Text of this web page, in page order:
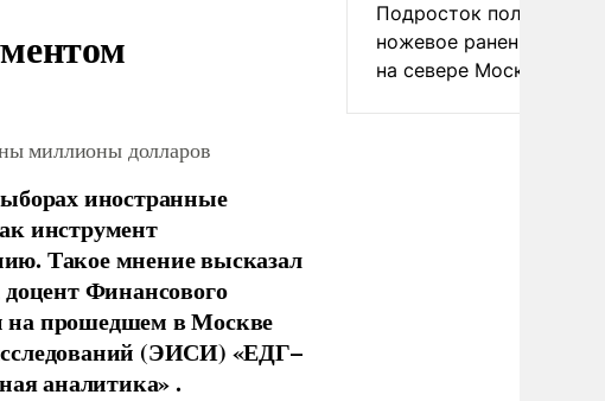
миллионы долларов
иностранные
инструмент
Такое мнение высказал
Финансового
на прошедшем в Москве
(ЭИСИ) «ЕДГ–
аналитика» .
Подросток получил
ножевое ранение в
на севере Москвы